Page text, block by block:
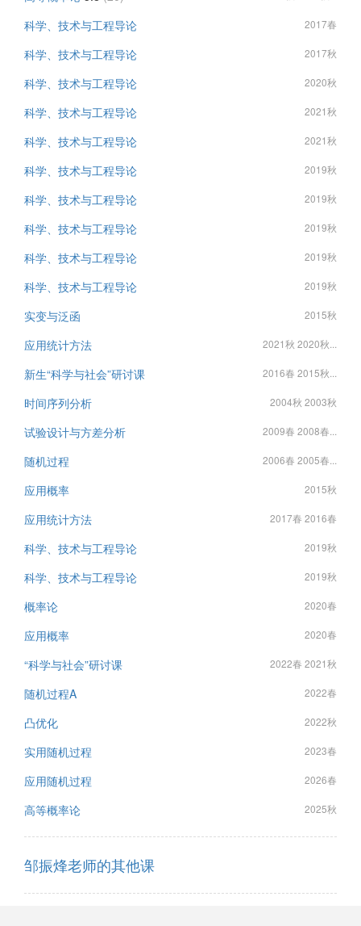
科学、技术与工程导论 2017春
科学、技术与工程导论 2017秋
科学、技术与工程导论 2020秋
科学、技术与工程导论 2021秋
科学、技术与工程导论 2021秋
科学、技术与工程导论 2019秋
科学、技术与工程导论 2019秋
科学、技术与工程导论 2019秋
科学、技术与工程导论 2019秋
科学、技术与工程导论 2019秋
实变与泛函 2015秋
应用统计方法 2021秋 2020秋...
新生“科学与社会”研讨课 2016春 2015秋...
时间序列分析 2004秋 2003秋
试验设计与方差分析 2009春 2008春...
随机过程 2006春 2005春...
应用概率 2015秋
应用统计方法 2017春 2016春
科学、技术与工程导论 2019秋
科学、技术与工程导论 2019秋
概率论 2020春
应用概率 2020春
“科学与社会”研讨课 2022春 2021秋
随机过程A 2022春
凸优化 2022秋
实用随机过程 2023春
应用随机过程 2026春
高等概率论 2025秋
邹振烽老师的其他课